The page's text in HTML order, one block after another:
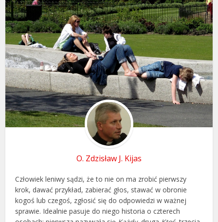
O. Zdzisław J. Kijas
Człowiek leniwy sądzi, że to nie on ma zrobić pierwszy
krok, dawać przykład, zabierać głos, stawać w obronie
kogoś lub czegoś, zgłosić się do odpowiedzi w ważnej
sprawie. Idealnie pasuje do niego historia o czterech